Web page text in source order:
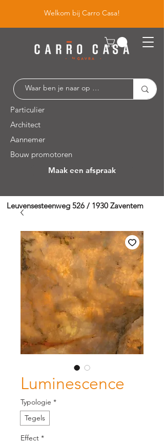
Welkom bij Carro Casa!
Particulier
Architect
Aannemer
Bouw promotoren
Maak een afspraak
Leuvensesteenweg 526 / 1930 Zaventem
Luminescence
Typologie *
Tegels
Effect *